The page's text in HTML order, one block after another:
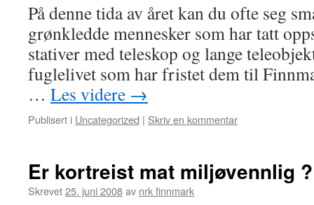
På denne tida av året kan du ofte seg
grønkledde mennesker som har tatt
stativer med teleskop og lange
fuglelivet som har fristet dem til
… Les videre →
Publisert i Uncategorized | Skriv en kommentar
Er kortreist mat miljøvennlig ?
Skrevet25. juni 2008av nrk finnmark